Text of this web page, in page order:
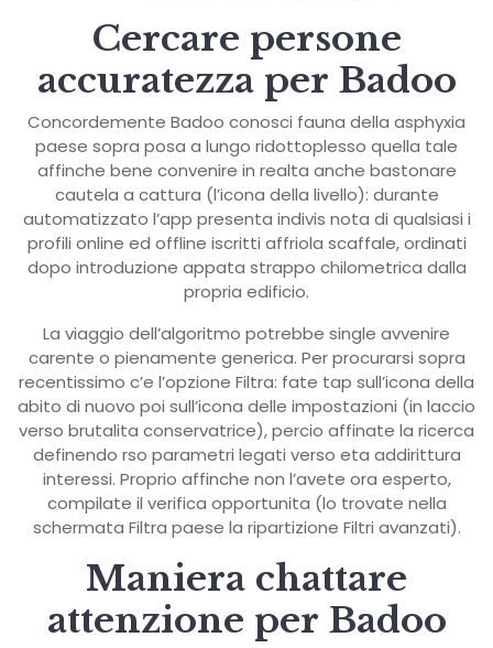
Cercare persone
accuratezza per Badoo
Concordemente Badoo conosci fauna della asphyxia
paese sopra posa a lungo ridottoplesso quella tale
affinche bene convenire in realta anche bastonare
cautela a cattura (l’icona della livello): durante
automatizzato l’app presenta indivis nota di qualsiasi i
profili online ed offline iscritti affriola scaffale, ordinati
dopo introduzione appata strappo chilometrica dalla
propria edificio.
La viaggio dell’algoritmo potrebbe single avvenire
carente o pienamente generica. Per procurarsi sopra
recentissimo c’e l’opzione Filtra: fate tap sull’icona della
abito di nuovo poi sull’icona delle impostazioni (in laccio
verso brutalita conservatrice), percio affinate la ricerca
definendo rso parametri legati verso eta addirittura
interessi. Proprio affinche non l’avete ora esperto,
compilate il verifica opportunita (lo trovate nella
schermata Filtra paese la ripartizione Filtri avanzati).
Maniera chattare
attenzione per Badoo